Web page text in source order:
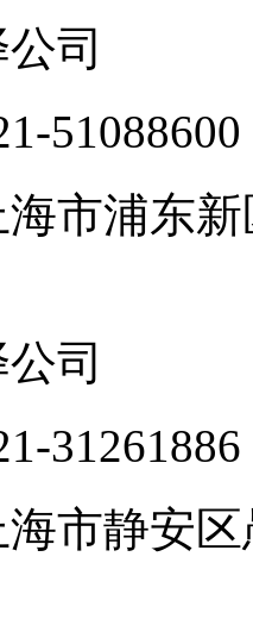
司
51088600
海市浦东新
司
31261886
海市静安区